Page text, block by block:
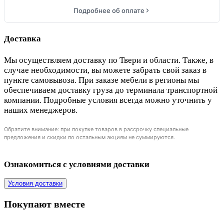
Подробнее об оплате
Доставка
Мы осуществляем доставку по Твери и области. Также, в
случае необходимости, вы можете забрать свой заказ в
пункте самовывоза. При заказе мебели в регионы мы
обеспечиваем доставку груза до терминала транспортной
компании. Подробные условия всегда можно уточнить у
наших менеджеров.
Обратите внимание: при покупке товаров в рассрочку специальные
предложения и скидки по остальным акциям не суммируются.
Ознакомиться с условиями доставки
Условия доставки
Покупают вместе